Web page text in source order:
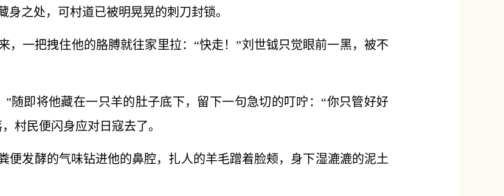
之处，可村道已被明晃晃的刺刀封锁。
，一把拽住他的胳膊就往家里拉：“快走！”刘世钺只觉眼前一黑，被不
随即将他藏在一只羊的肚子底下，留下一句急切的叮咛：“你只管好好
村民便闪身应对日寇去了。
便发酵的气味钻进他的鼻腔，扎人的羊毛蹭着脸颊，身下湿漉漉的泥土